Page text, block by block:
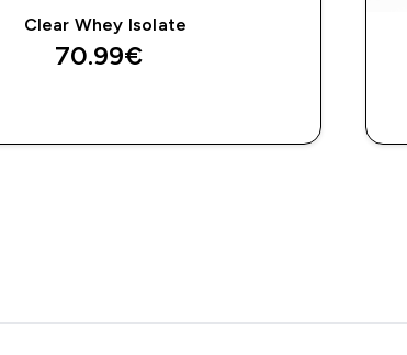
Clear Whey Isolate
70.99€‎